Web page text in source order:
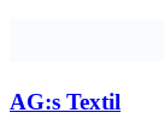
AG:s Textil